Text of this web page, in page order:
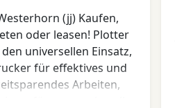
(jj) Kaufen,
oder leasen! Plotter
universellen Einsatz,
für effektives und
Arbeiten,